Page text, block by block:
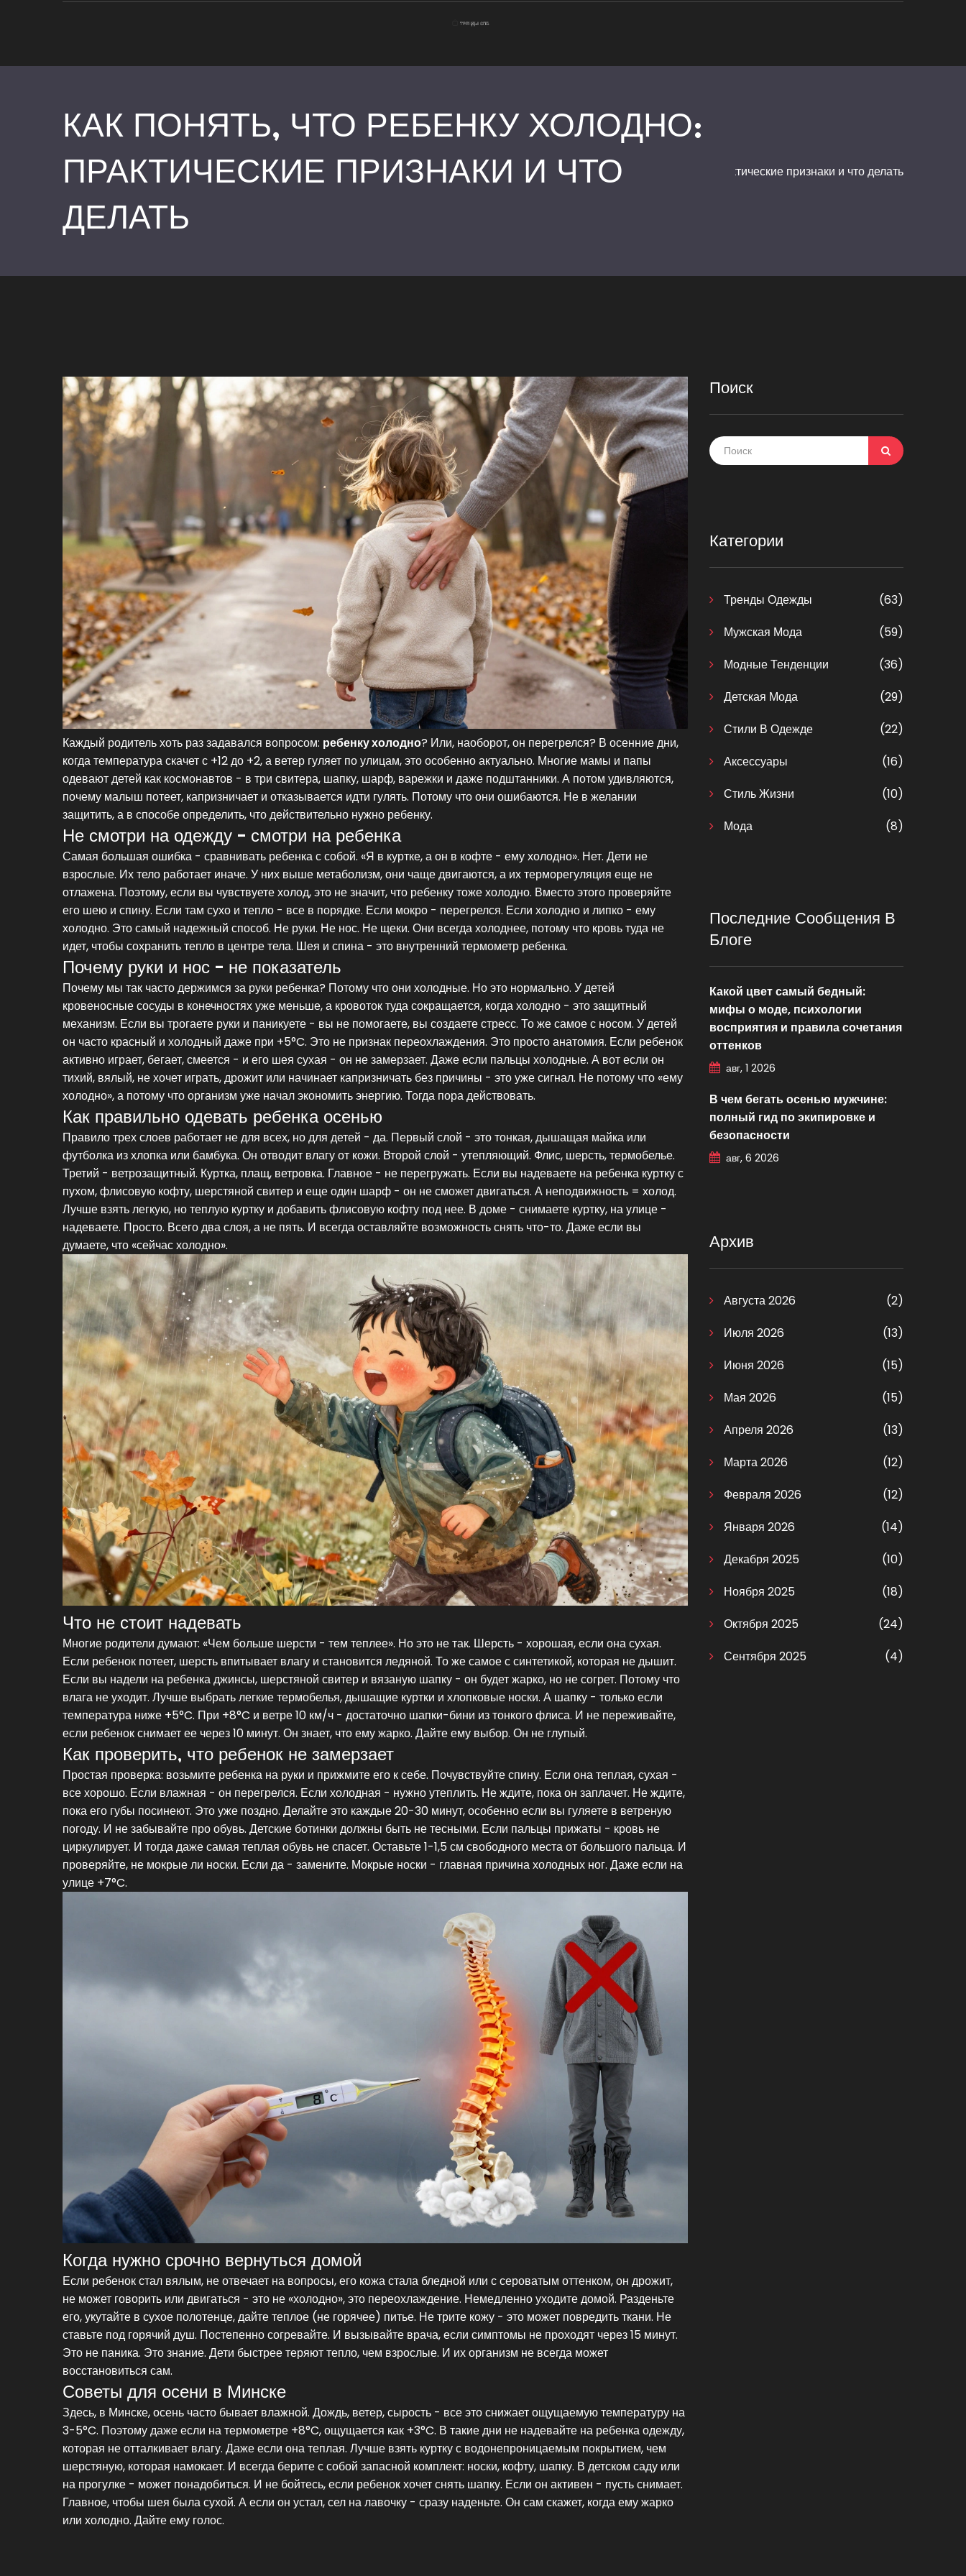
КАК ПОНЯТЬ, ЧТО РЕБЕНКУ ХОЛОДНО:
ПРАКТИЧЕСКИЕ ПРИЗНАКИ И ЧТО
ДЕЛАТЬ
Главная Как понять, что ребенку холодно: практические признаки и что делать
Каждый родитель хоть раз задавался вопросом: ребенку холодно? Или, наоборот, он перегрелся? В осенние дни,
когда температура скачет с +12 до +2, а ветер гуляет по улицам, это особенно актуально. Многие мамы и папы
одевают детей как космонавтов - в три свитера, шапку, шарф, варежки и даже подштанники. А потом удивляются,
почему малыш потеет, капризничает и отказывается идти гулять. Потому что они ошибаются. Не в желании
защитить, а в способе определить, что действительно нужно ребенку.
Не смотри на одежду - смотри на ребенка
Самая большая ошибка - сравнивать ребенка с собой. «Я в куртке, а он в кофте - ему холодно». Нет. Дети не
взрослые. Их тело работает иначе. У них выше метаболизм, они чаще двигаются, а их терморегуляция еще не
отлажена. Поэтому, если вы чувствуете холод, это не значит, что ребенку тоже холодно. Вместо этого проверяйте
его шею и спину. Если там сухо и тепло - все в порядке. Если мокро - перегрелся. Если холодно и липко - ему
холодно. Это самый надежный способ. Не руки. Не нос. Не щеки. Они всегда холоднее, потому что кровь туда не
идет, чтобы сохранить тепло в центре тела. Шея и спина - это внутренний термометр ребенка.
Почему руки и нос - не показатель
Почему мы так часто держимся за руки ребенка? Потому что они холодные. Но это нормально. У детей
кровеносные сосуды в конечностях уже меньше, а кровоток туда сокращается, когда холодно - это защитный
механизм. Если вы трогаете руки и паникуете - вы не помогаете, вы создаете стресс. То же самое с носом. У детей
он часто красный и холодный даже при +5°C. Это не признак переохлаждения. Это просто анатомия. Если ребенок
активно играет, бегает, смеется - и его шея сухая - он не замерзает. Даже если пальцы холодные. А вот если он
тихий, вялый, не хочет играть, дрожит или начинает капризничать без причины - это уже сигнал. Не потому что «ему
холодно», а потому что организм уже начал экономить энергию. Тогда пора действовать.
Как правильно одевать ребенка осенью
Правило трех слоев работает не для всех, но для детей - да. Первый слой - это тонкая, дышащая майка или
футболка из хлопка или бамбука. Он отводит влагу от кожи. Второй слой - утепляющий. Флис, шерсть, термобелье.
Третий - ветрозащитный. Куртка, плащ, ветровка. Главное - не перегружать. Если вы надеваете на ребенка куртку с
пухом, флисовую кофту, шерстяной свитер и еще один шарф - он не сможет двигаться. А неподвижность = холод.
Лучше взять легкую, но теплую куртку и добавить флисовую кофту под нее. В доме - снимаете куртку, на улице -
надеваете. Просто. Всего два слоя, а не пять. И всегда оставляйте возможность снять что-то. Даже если вы
думаете, что «сейчас холодно».
Что не стоит надевать
Многие родители думают: «Чем больше шерсти - тем теплее». Но это не так. Шерсть - хорошая, если она сухая.
Если ребенок потеет, шерсть впитывает влагу и становится ледяной. То же самое с синтетикой, которая не дышит.
Если вы надели на ребенка джинсы, шерстяной свитер и вязаную шапку - он будет жарко, но не согрет. Потому что
влага не уходит. Лучше выбрать легкие термобелья, дышащие куртки и хлопковые носки. А шапку - только если
температура ниже +5°C. При +8°C и ветре 10 км/ч - достаточно шапки-бини из тонкого флиса. И не переживайте,
если ребенок снимает ее через 10 минут. Он знает, что ему жарко. Дайте ему выбор. Он не глупый.
Как проверить, что ребенок не замерзает
Простая проверка: возьмите ребенка на руки и прижмите его к себе. Почувствуйте спину. Если она теплая, сухая -
все хорошо. Если влажная - он перегрелся. Если холодная - нужно утеплить. Не ждите, пока он заплачет. Не ждите,
пока его губы посинеют. Это уже поздно. Делайте это каждые 20-30 минут, особенно если вы гуляете в ветреную
погоду. И не забывайте про обувь. Детские ботинки должны быть не тесными. Если пальцы прижаты - кровь не
циркулирует. И тогда даже самая теплая обувь не спасет. Оставьте 1-1,5 см свободного места от большого пальца. И
проверяйте, не мокрые ли носки. Если да - замените. Мокрые носки - главная причина холодных ног. Даже если на
улице +7°C.
Когда нужно срочно вернуться домой
Если ребенок стал вялым, не отвечает на вопросы, его кожа стала бледной или с сероватым оттенком, он дрожит,
не может говорить или двигаться - это не «холодно», это переохлаждение. Немедленно уходите домой. Разденьте
его, укутайте в сухое полотенце, дайте теплое (не горячее) питье. Не трите кожу - это может повредить ткани. Не
ставьте под горячий душ. Постепенно согревайте. И вызывайте врача, если симптомы не проходят через 15 минут.
Это не паника. Это знание. Дети быстрее теряют тепло, чем взрослые. И их организм не всегда может
восстановиться сам.
Советы для осени в Минске
Здесь, в Минске, осень часто бывает влажной. Дождь, ветер, сырость - все это снижает ощущаемую температуру на
3-5°C. Поэтому даже если на термометре +8°C, ощущается как +3°C. В такие дни не надевайте на ребенка одежду,
которая не отталкивает влагу. Даже если она теплая. Лучше взять куртку с водонепроницаемым покрытием, чем
шерстяную, которая намокает. И всегда берите с собой запасной комплект: носки, кофту, шапку. В детском саду или
на прогулке - может понадобиться. И не бойтесь, если ребенок хочет снять шапку. Если он активен - пусть снимает.
Главное, чтобы шея была сухой. А если он устал, сел на лавочку - сразу наденьте. Он сам скажет, когда ему жарко
или холодно. Дайте ему голос.
Поиск
Категории
Тренды Одежды
(63)
Мужская Мода
(59)
Модные Тенденции
(36)
Детская Мода
(29)
Стили В Одежде
(22)
Аксессуары
(16)
Стиль Жизни
(10)
Мода
(8)
Последние Сообщения В
Блоге
Какой цвет самый бедный:
мифы о моде, психологии
восприятия и правила сочетания
оттенков
авг, 1 2026
В чем бегать осенью мужчине:
полный гид по экипировке и
безопасности
авг, 6 2026
Архив
Августа 2026
(2)
Июля 2026
(13)
Июня 2026
(15)
Мая 2026
(15)
Апреля 2026
(13)
Марта 2026
(12)
Февраля 2026
(12)
Января 2026
(14)
Декабря 2025
(10)
Ноября 2025
(18)
Октября 2025
(24)
Сентября 2025
(4)